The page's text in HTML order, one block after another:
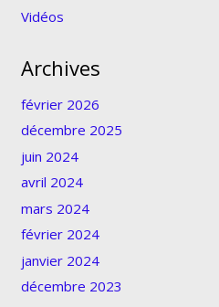
Vidéos
Archives
février 2026
décembre 2025
juin 2024
avril 2024
mars 2024
février 2024
janvier 2024
décembre 2023